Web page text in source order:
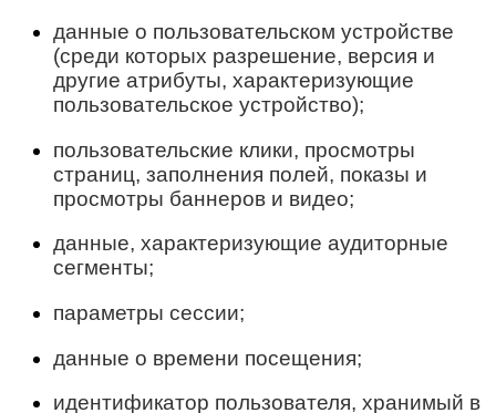
данные о пользовательском устройстве
(среди которых разрешение, версия и
другие атрибуты, характеризующие
пользовательское устройство);
пользовательские клики, просмотры
страниц, заполнения полей, показы и
просмотры баннеров и видео;
данные, характеризующие аудиторные
сегменты;
параметры сессии;
данные о времени посещения;
идентификатор пользователя, хранимый в